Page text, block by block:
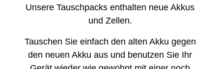
Unsere Tauschpacks enthalten neue Akkus
und Zellen.
Tauschen Sie einfach den alten Akku gegen
den neuen Akku aus und benutzen Sie Ihr